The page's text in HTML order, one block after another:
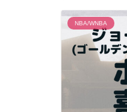
NBA/WNBA